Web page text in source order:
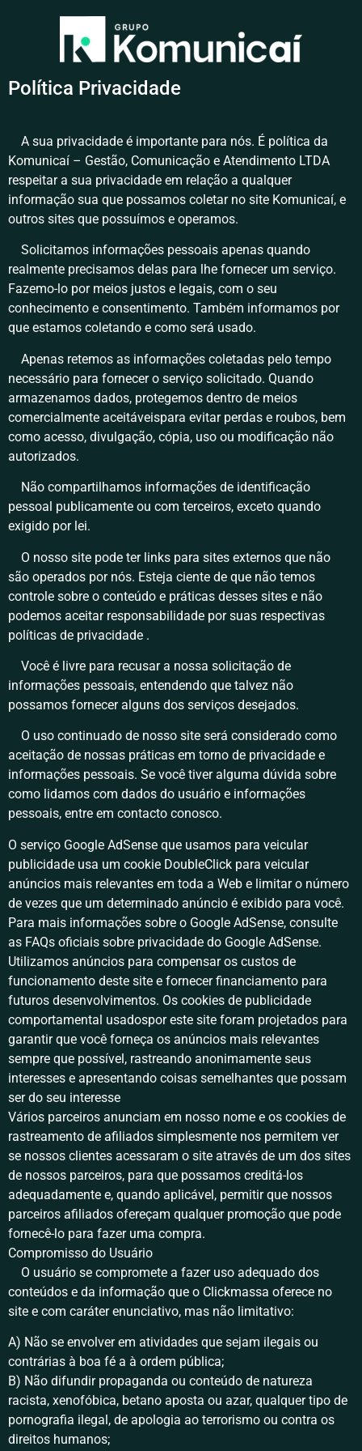
Política Privacidade
A sua privacidade é importante para nós. É política da
Komunicaí – Gestão, Comunicação e Atendimento LTDA
respeitar a sua privacidade em relação a qualquer
informação sua que possamos coletar no site Komunicaí, e
outros sites que possuímos e operamos.
Solicitamos informações pessoais apenas quando
realmente precisamos delas para lhe fornecer um serviço.
Fazemo-lo por meios justos e legais, com o seu
conhecimento e consentimento. Também informamos por
que estamos coletando e como será usado.
Apenas retemos as informações coletadas pelo tempo
necessário para fornecer o serviço solicitado. Quando
armazenamos dados, protegemos dentro de meios
comercialmente aceitáveispara evitar perdas e roubos, bem
como acesso, divulgação, cópia, uso ou modificação não
autorizados.
Não compartilhamos informações de identificação
pessoal publicamente ou com terceiros, exceto quando
exigido por lei.
O nosso site pode ter links para sites externos que não
são operados por nós. Esteja ciente de que não temos
controle sobre o conteúdo e práticas desses sites e não
podemos aceitar responsabilidade por suas respectivas
políticas de privacidade .
Você é livre para recusar a nossa solicitação de
informações pessoais, entendendo que talvez não
possamos fornecer alguns dos serviços desejados.
O uso continuado de nosso site será considerado como
aceitação de nossas práticas em torno de privacidade e
informações pessoais. Se você tiver alguma dúvida sobre
como lidamos com dados do usuário e informações
pessoais, entre em contacto conosco.
O serviço Google AdSense que usamos para veicular
publicidade usa um cookie DoubleClick para veicular
anúncios mais relevantes em toda a Web e limitar o número
de vezes que um determinado anúncio é exibido para você.
Para mais informações sobre o Google AdSense, consulte
as FAQs oficiais sobre privacidade do Google AdSense.
Utilizamos anúncios para compensar os custos de
funcionamento deste site e fornecer financiamento para
futuros desenvolvimentos. Os cookies de publicidade
comportamental usadospor este site foram projetados para
garantir que você forneça os anúncios mais relevantes
sempre que possível, rastreando anonimamente seus
interesses e apresentando coisas semelhantes que possam
ser do seu interesse
Vários parceiros anunciam em nosso nome e os cookies de
rastreamento de afiliados simplesmente nos permitem ver
se nossos clientes acessaram o site através de um dos sites
de nossos parceiros, para que possamos creditá-los
adequadamente e, quando aplicável, permitir que nossos
parceiros afiliados ofereçam qualquer promoção que pode
fornecê-lo para fazer uma compra.
Compromisso do Usuário
O usuário se compromete a fazer uso adequado dos
conteúdos e da informação que o Clickmassa oferece no
site e com caráter enunciativo, mas não limitativo:
A) Não se envolver em atividades que sejam ilegais ou
contrárias à boa fé a à ordem pública;
B) Não difundir propaganda ou conteúdo de natureza
racista, xenofóbica, betano aposta ou azar, qualquer tipo de
pornografia ilegal, de apologia ao terrorismo ou contra os
direitos humanos;